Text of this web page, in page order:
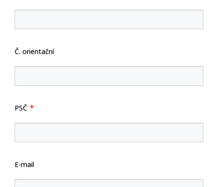
Č. orientační
PSČ
E-mail